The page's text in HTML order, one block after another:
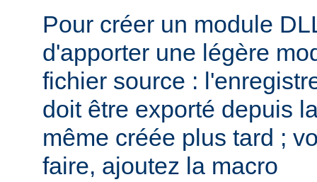
Pour créer un module
d'apporter une légère
fichier source :
doit être exporté depuis
même créée plus tard ;
faire, ajoutez la macro